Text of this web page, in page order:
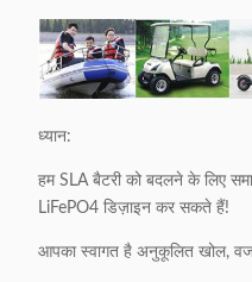
ध्यान:
हम SLA बैटरी को बदलने के लिए
LiFePO4 डिज़ाइन कर सकते हैं!
आपका स्वागत है अनुकूलित खोल,